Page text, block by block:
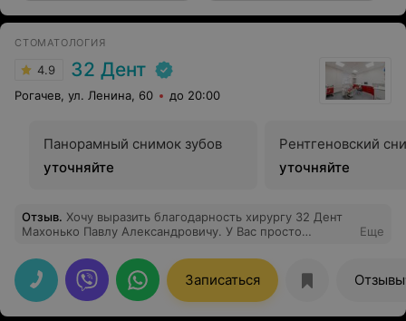
СТОМАТОЛОГИЯ
4.9 32 Дент
Рогачев, ул. Ленина, 60 до 20:00
Панорамный снимок зубов
уточняйте
Рентгеновский
уточняйте
Отзыв. Хочу выразить благодарность хирургу 32 Дент
Махонько Павлу Александровичу. У Вас просто
имплантации ( 8 имплантов) может пройти так
безболезненно и быстро, а послеоперационный
период так легко. До идеальной улыбки осталось
совсем чуть-чуть. Спасибо Вам.
Еще
Записаться Отзывы